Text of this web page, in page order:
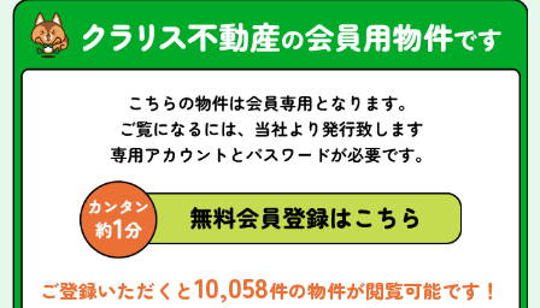
ご登録いただくと10,058件の物件が閲覧可能です！